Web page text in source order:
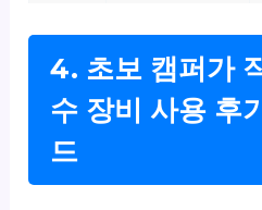
4. 초보 캠퍼가
수 장비 사용 후
드